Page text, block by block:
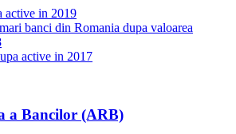
active in 2019
banci din Romania dupa valoarea
active in 2017
a Bancilor (ARB)